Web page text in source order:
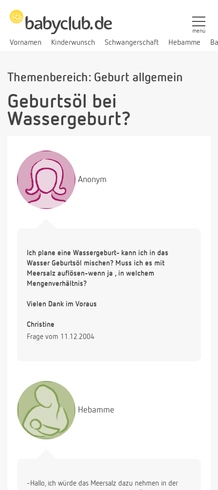
Vornamen Kinderwunsch Schwangerschaft Hebamme
menü
Themenbereich: Geburt allgemein
Geburtsöl bei
Wassergeburt?
Anonym
Ich plane eine Wassergeburt- kann ich in das
Wasser Geburtsöl mischen? Muss ich es mit
Meersalz auflösen-wenn ja , in welchem
Mengenverhältnis?
Vielen Dank im Voraus
Christine
Frage vom 11.12.2004
Hebamme
-Hallo, ich würde das Meersalz dazu nehmen in der